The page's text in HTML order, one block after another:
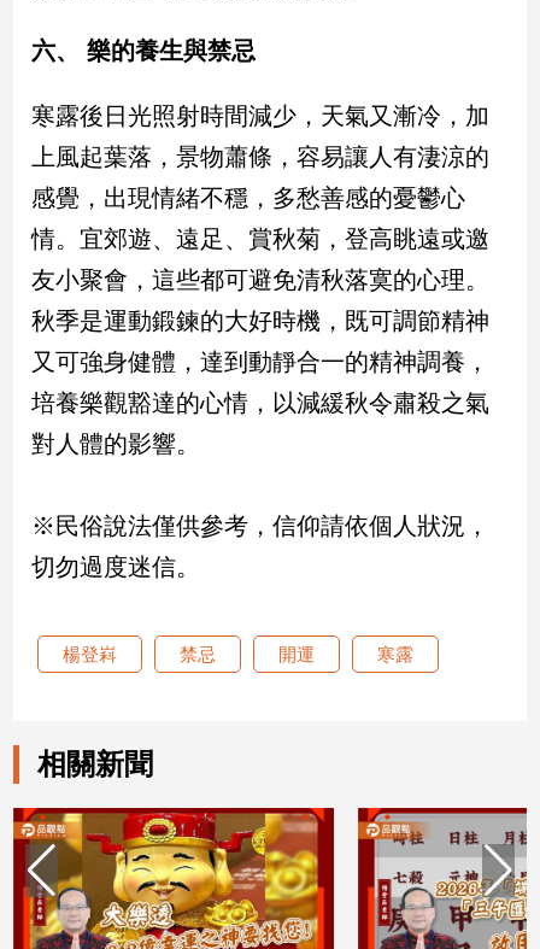
六、 樂的養生與禁忌
寒露後日光照射時間減少，天氣又漸冷，加
上風起葉落，景物蕭條，容易讓人有淒涼的
感覺，出現情緒不穩，多愁善感的憂鬱心
情。宜郊遊、遠足、賞秋菊，登高眺遠或邀
友小聚會，這些都可避免清秋落寞的心理。
秋季是運動鍛鍊的大好時機，既可調節精神
又可強身健體，達到動靜合一的精神調養，
培養樂觀豁達的心情，以減緩秋令肅殺之氣
對人體的影響。
※民俗說法僅供參考，信仰請依個人狀況，
切勿過度迷信。
楊登嵙 禁忌 開運 寒露
相關新聞